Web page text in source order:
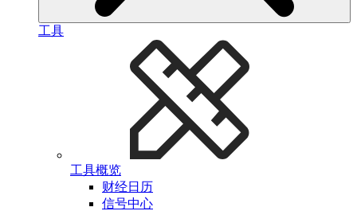
工具
工具概览
财经日历
信号中心